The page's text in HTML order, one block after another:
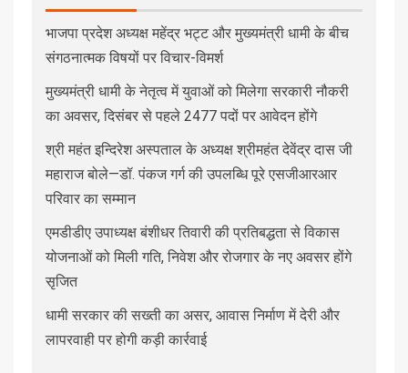
भाजपा प्रदेश अध्यक्ष महेंद्र भट्ट और मुख्यमंत्री धामी के बीच
संगठनात्मक विषयों पर विचार-विमर्श
मुख्यमंत्री धामी के नेतृत्व में युवाओं को मिलेगा सरकारी नौकरी
का अवसर, दिसंबर से पहले 2477 पदों पर आवेदन होंगे
श्री महंत इन्दिरेश अस्पताल के अध्यक्ष श्रीमहंत देवेंद्र दास जी
महाराज बोले—डॉ. पंकज गर्ग की उपलब्धि पूरे एसजीआरआर
परिवार का सम्मान
एमडीडीए उपाध्यक्ष बंशीधर तिवारी की प्रतिबद्धता से विकास
योजनाओं को मिली गति, निवेश और रोजगार के नए अवसर होंगे
सृजित
धामी सरकार की सख्ती का असर, आवास निर्माण में देरी और
लापरवाही पर होगी कड़ी कार्रवाई